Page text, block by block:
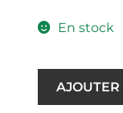
En stock